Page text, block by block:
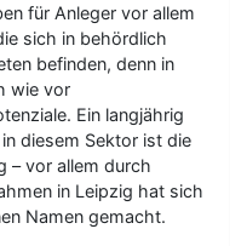
für Anleger vor allem
sich in behördlich
befinden, denn in
wie vor
Ein langjährig
diesem Sektor ist die
– vor allem durch
in Leipzig hat sich
Namen gemacht.